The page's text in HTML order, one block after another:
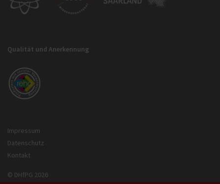
Qualität und Anerkennung
Impressum
Datenschutz
Kontakt
© DHfPG 2026